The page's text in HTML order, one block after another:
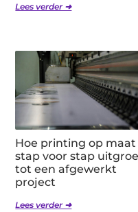
Lees verder ➜
Hoe printing op maat
stap voor stap
tot een afgewerkt
project
Lees verder ➜